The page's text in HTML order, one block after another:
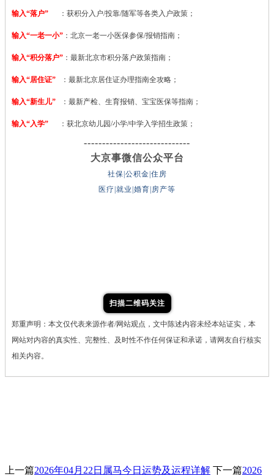
输入“落户” ：获积分入户/投靠/随军等各类入户政策；
输入“一老一小” ：北京一老一小医保参保/报销指南；
输入“积分落户” ：最新北京市积分落户政策指南；
输入“居住证” ：最新北京居住证办理指南全攻略；
输入“新生儿” ：最新产检、生育报销、宝宝医保等指南；
输入“入学” ：获北京幼儿园/小学/中学入学招生政策；
-----------------------------
大京事微信公众平台
社保|公积金|住房
医疗|就业|婚育|房产等
扫描二维码关注
郑重声明：本文仅代表来源作者/网站观点，文中陈述内容未经本站证实，本
网站对内容的真实性、完整性、及时性不作任何保证和承诺，请网友自行核实
相关内容。
上一篇2026年04月22日属马今日运势及运程详解 下一篇2026